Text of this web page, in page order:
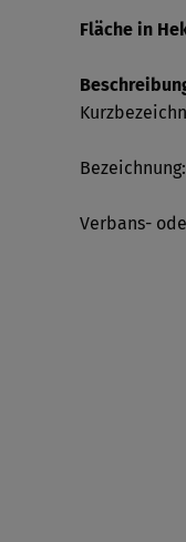
Fläche in
Verbans-